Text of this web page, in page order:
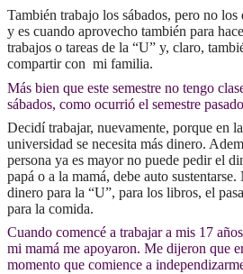
También trabajo los sábados, pero no los
y es cuando aprovecho también para
trabajos o tareas de la “U” y, claro,
compartir con mi familia.
Más bien que este semestre no tengo
sábados, como ocurrió el semestre
Decidí trabajar, nuevamente, porque en la
universidad se necesita más dinero.
persona ya es mayor no puede pedir el
papá o a la mamá, debe auto sustentarse.
dinero para la “U”, para los libros, el
para la comida.
Cuando comencé a trabajar a mis 17
mi mamá me apoyaron. Me dijeron que
momento que comience a